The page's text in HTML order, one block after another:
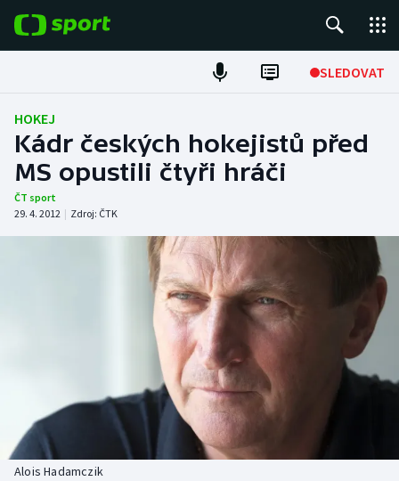
SLEDOVAT
Fotbal
Hokej
Tenis
Atletika
Baseball a softbal
Basketbal
Soutěže
Historické návraty
HOKEJ
Kádr českých hokejistů před
MS opustili čtyři hráči
ČT sport
29. 4. 2012 | Zdroj: ČTK
Alois Hadamczik